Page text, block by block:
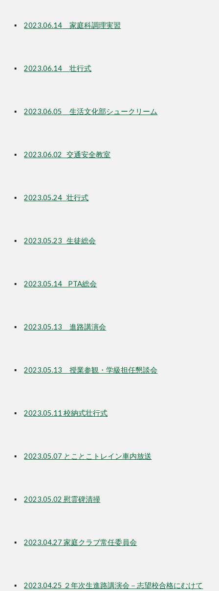
▪2023.06.14 家庭科調理実習
▪2023.06.14 壮行式
▪2023.06.05 生活文化部シュークリーム
▪2023.06.02 交通安全教室
▪2023.05.24 壮行式
▪2023.05.23 生徒総会
▪2023.05.14 PTA総会
▪2023.05.13 進路講演会
▪2023.05.13 授業参観・学級担任懇談会
▪2023.05.11 校納式壮行式
▪2023.05.07 とことこトレイン車内放送
▪2023.05.02 慰霊碑清掃
▪2023.04.27 家庭クラブ常任委員会
▪2023.04.25 ２年次生進路講演会－志望校合格にむけて